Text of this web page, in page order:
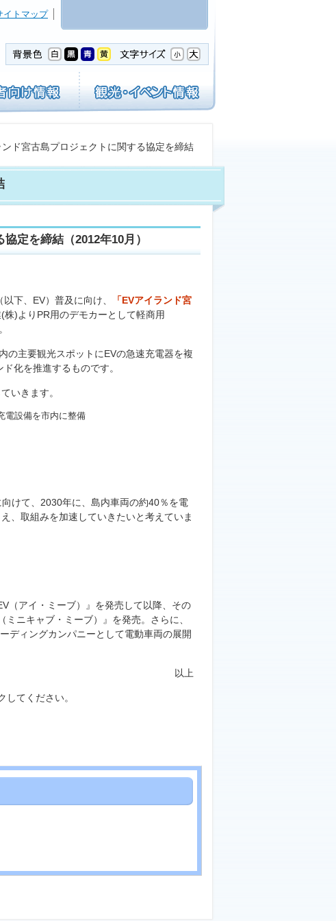
イトマップ
ド宮古島プロジェクトに関する協定を締結
定を締結（2012年10月）
下、EV）普及に向け、
「EVアイランド宮
)よりPR用のデモカーとして軽商用
主要観光スポットにEVの急速充電器を複
化を推進するものです。
いきます。
電設備を市内に整備
けて、2030年に、島内車両の約40％を電
、取組みを加速していきたいと考えていま
（アイ・ミーブ）』を発売して以降、その
ニキャブ・ミーブ）』を発売。さらに、
ディングカンパニーとして電動車両の展開
以上
してください。